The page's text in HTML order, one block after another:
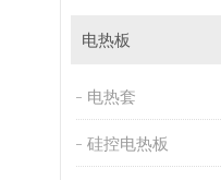
电热板
电热套
硅控电热板